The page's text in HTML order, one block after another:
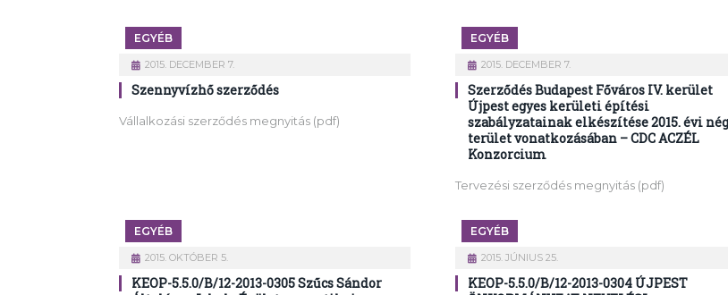
EGYÉB
2015. DECEMBER 7.
Szennyvízhő szerződés
Vállalkozási szerződés megnyitás (pdf)
EGYÉB
2015. DECEMBER 7.
Szerződés Budapest Főváros IV. kerület
Újpest egyes kerületi építési
szabályzatainak elkészítése 2015. évi
terület vonatkozásában – CDC ACZÉL
Konzorcium
Tervezési szerződés megnyitás (pdf)
EGYÉB
2015. OKTÓBER 5.
KEOP-5.5.0/B/12-2013-0305 Szűcs Sándor
EGYÉB
2015. JÚNIUS 25.
KEOP-5.5.0/B/12-2013-0304 ÚJPEST